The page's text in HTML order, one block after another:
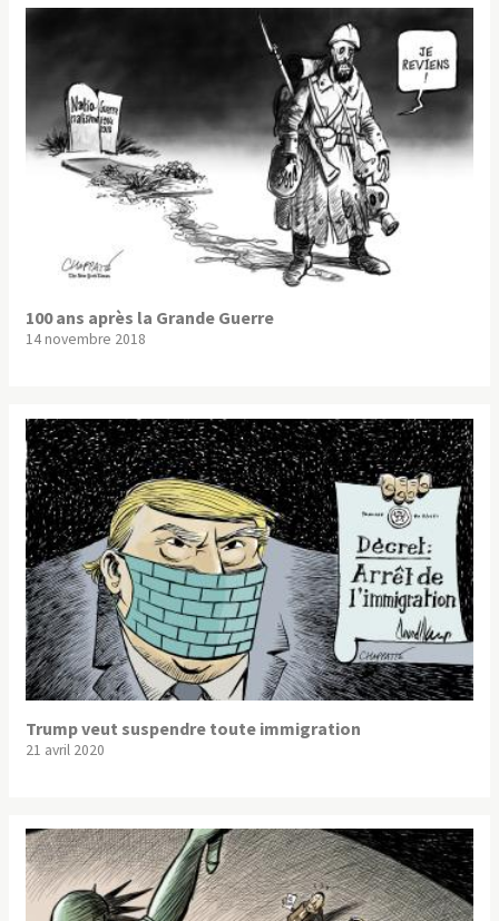
100 ans après la Grande Guerre
14 novembre 2018
Trump veut suspendre toute immigration
21 avril 2020